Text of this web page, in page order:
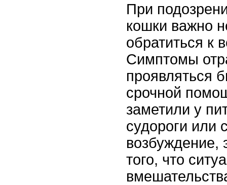
При
кошки важно
обратиться к
Симптомы
проявляться
срочной
заметили у
судороги или
возбуждение,
того, что